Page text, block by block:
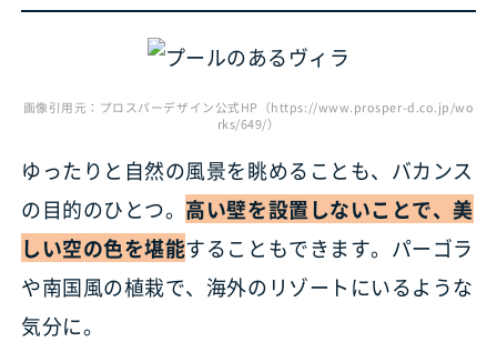
画像引用元：プロスパーデザイン公式HP（https://www.prosper-d.co.jp/wo
rks/649/）
ゆったりと自然の風景を眺めることも、バカンス
の目的のひとつ。 高い壁を設置しないことで、美
しい空の色を堪能することもできます。パーゴラ
や南国風の植栽で、海外のリゾートにいるような
気分に。